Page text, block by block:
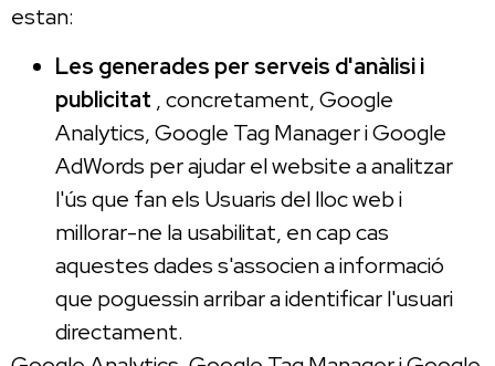
estan:
Les generades per serveis d'anàlisi i
publicitat , concretament, Google
Analytics, Google Tag Manager i Google
AdWords per ajudar el website a analitzar
l'ús que fan els Usuaris del lloc web i
millorar-ne la usabilitat, en cap cas
aquestes dades s'associen a informació
que poguessin arribar a identificar l'usuari
directament.